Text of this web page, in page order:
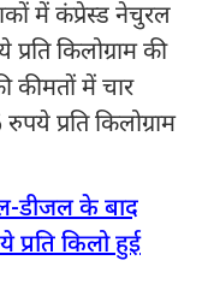
में कंप्रेस्ड नेचुरल
किलोग्राम की
कीमतों में चार
प्रति किलोग्राम
डीजल के बाद
किलो हुई